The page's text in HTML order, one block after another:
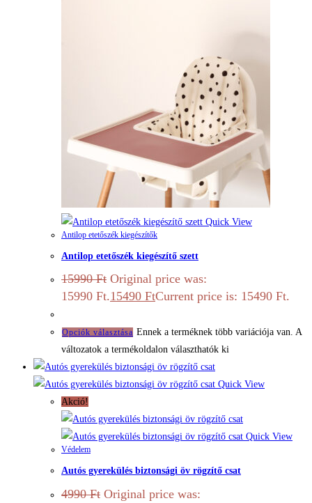
Quick View
Antilop etetőszék kiegészítők
Antilop etetőszék kiegészítő szett
15990Ft Original price was:
15990 Ft.15490 FtCurrent price is: 15490 Ft.
Opciók választása Ennek a terméknek több variációja van. A
változatok a termékoldalon választhatók ki
Quick View
Akció!
Quick View
Védelem
Autós gyerekülés biztonsági öv rögzítő csat
4990Ft Original price was: